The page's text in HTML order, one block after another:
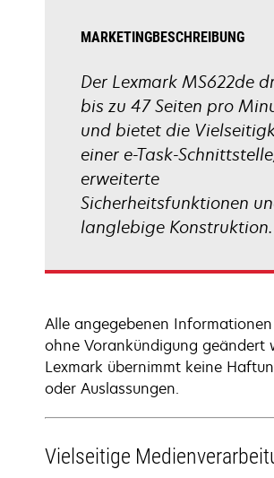
MARKETINGBESCHREIBUNG
Der Lexmark MS622de
bis zu 47 Seiten pro
und bietet die
einer e-Task-
erweiterte
Sicherheitsfunktionen
langlebige Konstruktion.
Alle angegebenen
ohne Vorankündigung geändert
Lexmark übernimmt keine
oder Auslassungen.
Vielseitige